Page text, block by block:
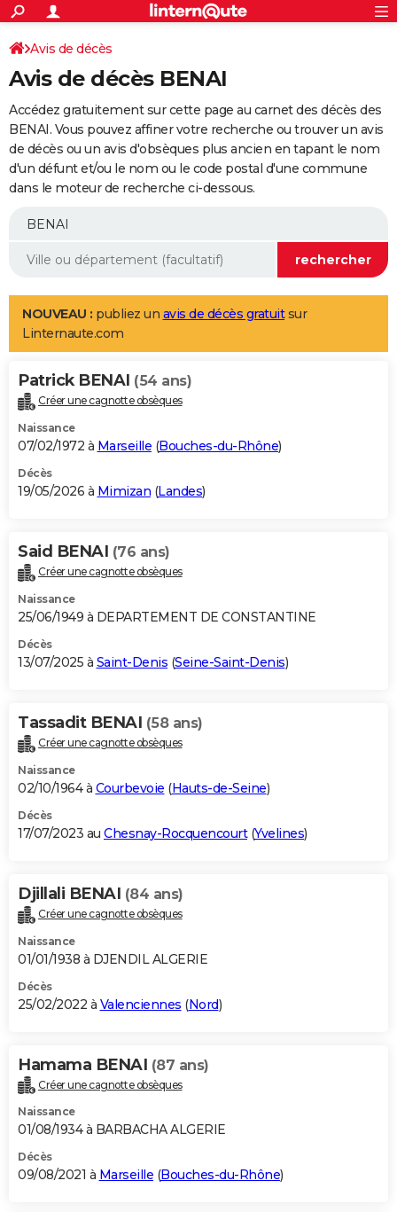
ACTUALITÉS
Politique
Société
Faits Divers
Education
Monde
Villes
+
SPORT
Coupe du monde 2026
Football
Tennis
Cyclisme
Rugby
Forum
Programme TV
TNT
Streaming
Cinéma
Sorties cinéma
Musique
+
FINANCE
Retraite
Impôts
Epargne
Immobilier
Risques naturels par ville
Banque
Assurance
Crédit
AUTO
Essais
Réserver un essai
Citadines
Berlines
SUV
Forum auto
+
Mobiles
Meilleur smartphone
Internet
Ordinateurs
Jeux vidéo
Guide high-tech
Aménagement intérieur
LIFESTYLE
Art de vivre
Bien-être
Loisirs
Mode
Modes de vie
Alimentation
Guide de la santé
Maladies
Médicaments
Sommeil
VOYAGE
Destinations
City break
Voyage nature
Voyage de noces
Forum
Climat
+PHOTO
GUIDES D'ACHAT
BONS PLANS
Carte de Noël
Carte Bonne année
Carte Saint-Valentin
Carte Pâques
Carte d'anniversaire
DICTIONNAIRE
Dictionnaire
Biographies
Citations
Expressions
Proverbes
PROGRAMME TV
S'inscrire
Se connecter
Lycées
Collèges
Primaires
Universités
Entreprises
Service militaire
Avis de recherche
AVIS DE DÉCÈS
Bricolage
Lifestyle
Culture
Sport
Auto
Television
Voyage
Cinema
Avis de décès
Avis de décès BENAI
Accédez gratuitement sur cette page au carnet des décès des
BENAI. Vous pouvez affiner votre recherche ou trouver un avis
de décès ou un avis d'obsèques plus ancien en tapant le nom
d'un défunt et/ou le nom ou le code postal d'une commune
dans le moteur de recherche ci-dessous.
NOUVEAU : publiez un avis de décès gratuitsur
Linternaute.com
Patrick BENAI (54 ans)
Créer une cagnotte obsèques
Naissance
07/02/1972 à Marseille (Bouches-du-Rhône)
Décès
19/05/2026 à Mimizan (Landes)
Said BENAI (76 ans)
Créer une cagnotte obsèques
Naissance
25/06/1949 à DEPARTEMENT DE CONSTANTINE
Décès
13/07/2025 à Saint-Denis (Seine-Saint-Denis)
Tassadit BENAI (58 ans)
Créer une cagnotte obsèques
Naissance
02/10/1964 à Courbevoie (Hauts-de-Seine)
Décès
17/07/2023 au Chesnay-Rocquencourt(Yvelines)
Djillali BENAI (84 ans)
Créer une cagnotte obsèques
Naissance
01/01/1938 à DJENDIL ALGERIE
Décès
25/02/2022 à Valenciennes (Nord)
Hamama BENAI (87 ans)
Créer une cagnotte obsèques
Naissance
01/08/1934 à BARBACHA ALGERIE
Décès
09/08/2021 à Marseille (Bouches-du-Rhône)